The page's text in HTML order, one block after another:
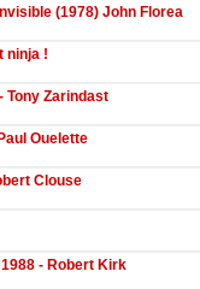
(1978) John Florea
ninja !
Tony Zarindast
Ouelette
Clouse
- Robert Kirk